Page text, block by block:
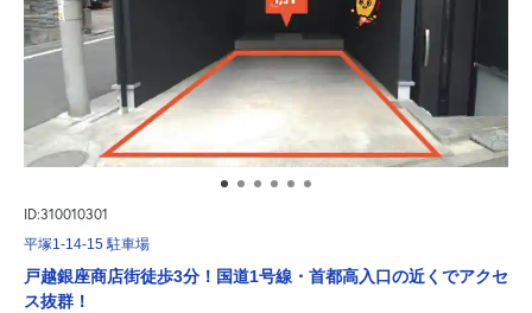
ID:310010301
平塚1-14-15 駐車場
戸越銀座商店街徒歩3分！国道1号線・首都高入口の近くでアクセ
ス抜群！